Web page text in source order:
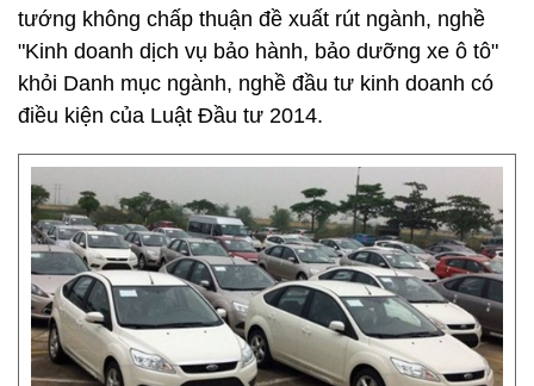
tướng không chấp thuận đề xuất rút ngành, nghề
"Kinh doanh dịch vụ bảo hành, bảo dưỡng xe ô tô"
khỏi Danh mục ngành, nghề đầu tư kinh doanh có
điều kiện của Luật Đầu tư 2014.